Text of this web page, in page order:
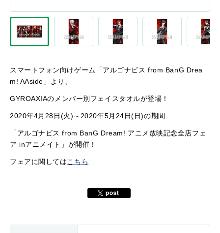
スマートフォン向けゲーム「アルゴナビス from BanG Drea
m! AAside」より、
GYROAXIAのメンバー別フェイスタオルが登場！
2020年4月28日(火)～2020年5月24日(日)の期間
「アルゴナビス from BanG Dream! アニメ放映記念全店フェ
ア inアニメイト」が開催！
フェアに関してはこちら